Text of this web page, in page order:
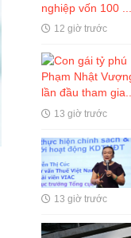
12 giờ trước
13 giờ trước
13 giờ trước